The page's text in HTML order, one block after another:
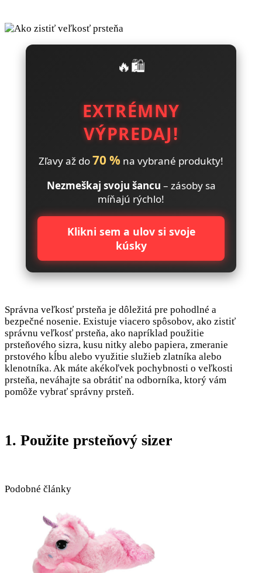
🔥🛍️
EXTRÉMNY
VÝPREDAJ!
Zľavy až do70 % na vybrané produkty!
Nezmeškaj svoju šancu – zásoby sa
míňajú rýchlo!
Klikni sem a ulov si svoje
kúsky
Správna veľkosť prsteňa je dôležitá pre pohodlné a
bezpečné nosenie. Existuje viacero spôsobov, ako zistiť
správnu veľkosť prsteňa, ako napríklad použitie
prsteňového sizra, kusu nitky alebo papiera, zmeranie
prstového kĺbu alebo využitie služieb zlatníka alebo
klenotníka. Ak máte akékoľvek pochybnosti o veľkosti
prsteňa, neváhajte sa obrátiť na odborníka, ktorý vám
pomôže vybrať správny prsteň.
1. Použite prsteňový sizer
Podobné články